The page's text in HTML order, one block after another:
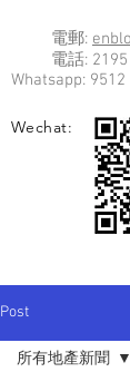
電郵:
電話:
Whatsapp: 9512
Wechat:
Post
所有地產新聞